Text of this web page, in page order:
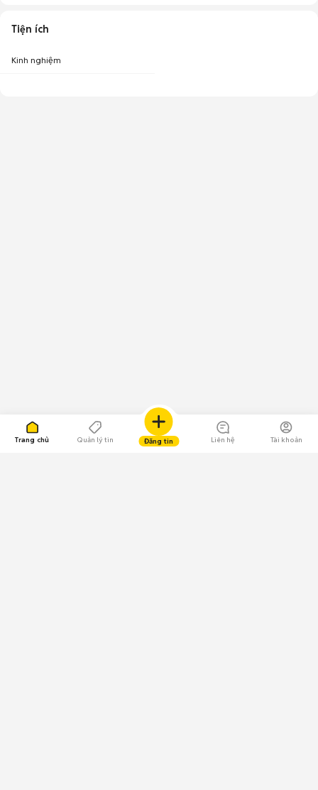
Trang chủ Quản lý tin Đăng tin Liên hệ Tài khoản
Tiện ích
Kinh nghiệm